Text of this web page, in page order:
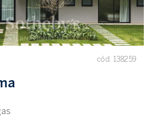
cód. 138259